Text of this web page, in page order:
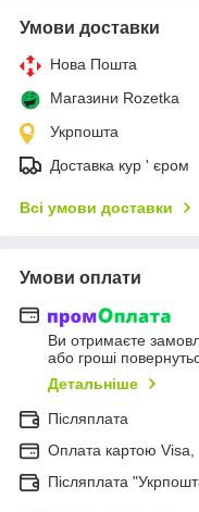
Умови доставки
Нова Пошта
Магазини Rozetka
Укрпошта
Доставка кур ' єром
Всі умови доставки
Умови оплати
Ви отримаєте
або гроші
Детальніше
Післяплата
Оплата картою
Післяплата